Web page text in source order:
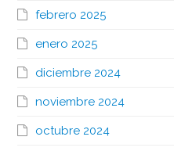
febrero 2025
enero 2025
diciembre 2024
noviembre 2024
octubre 2024